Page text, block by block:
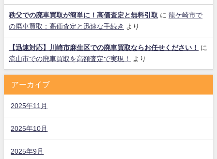
秩父での廃車買取が簡単に！高価査定と無料引取 に 龍ケ崎市で
の廃車買取：高価査定と迅速な手続き
より
【迅速対応】川崎市麻生区での廃車買取ならお任せください！
に
流山市での廃車買取を高額査定で実現！
より
アーカイブ
2025年11月
2025年10月
2025年9月